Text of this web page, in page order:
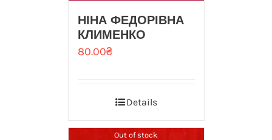
НІНА ФЕДОРІВНА
КЛИМЕНКО
80.00₴
Details
Out of stock